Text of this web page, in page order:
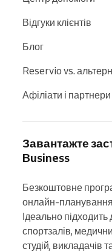
Відгуки клієнтів
Блог
Reservio vs.
Афіліати і партнери
Завантажте
Business
Безкоштовне
онлайн-планування
Ідеально
спортзалів,
студій, викладачів